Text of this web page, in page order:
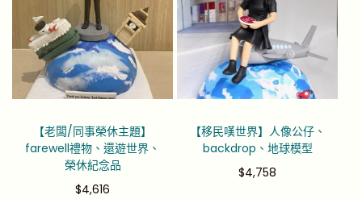
【老闆/同事榮休主題】
farewell禮物、還遊世界、
榮休紀念品
$4,616
【移民嘆世界】人像公仔、
backdrop、地球模型
$4,758